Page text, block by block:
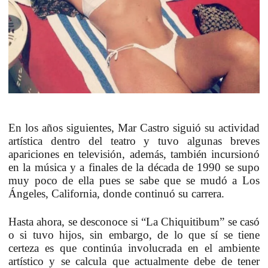
En los años siguientes, Mar Castro siguió su actividad
artística dentro del teatro y tuvo algunas breves
apariciones en televisión, además, también incursionó
en la música y a finales de la década de 1990 se supo
muy poco de ella pues se sabe que se mudó a Los
Ángeles, California, donde continuó su carrera.
Hasta ahora, se desconoce si “La Chiquitibum” se casó
o si tuvo hijos, sin embargo, de lo que sí se tiene
certeza es que continúa involucrada en el ambiente
artístico y se calcula que actualmente debe de tener